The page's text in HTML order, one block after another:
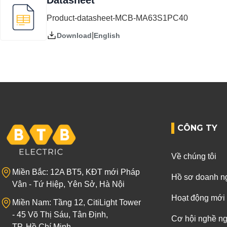
Product-datasheet-MCB-MA63S1PC40
Download English
Miền Bắc: 12A BT5, KĐT mới Pháp
Vân - Tứ Hiệp, Yên Sở, Hà Nội
Miền Nam: Tầng 12, CitiLight Tower
- 45 Võ Thị Sáu, Tân Định,
CÔNG TY
Về chúng tôi
Hồ sơ doanh
Hoạt động mới
Cơ hội nghề